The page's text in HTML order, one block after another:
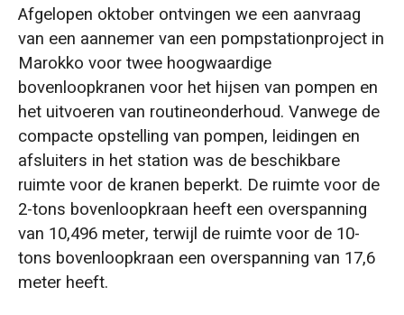
Afgelopen oktober ontvingen we een aanvraag
van een aannemer van een pompstationproject in
Marokko voor twee hoogwaardige
bovenloopkranen voor het hijsen van pompen en
het uitvoeren van routineonderhoud. Vanwege de
compacte opstelling van pompen, leidingen en
afsluiters in het station was de beschikbare
ruimte voor de kranen beperkt. De ruimte voor de
2-tons bovenloopkraan heeft een overspanning
van 10,496 meter, terwijl de ruimte voor de 10-
tons bovenloopkraan een overspanning van 17,6
meter heeft.